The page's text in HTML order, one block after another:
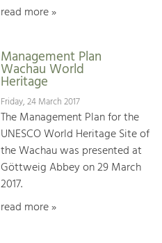
read more »
Management Plan
Wachau World
Heritage
Friday, 24 March 2017
The Management Plan for the
UNESCO World Heritage Site of
the Wachau was presented at
Göttweig Abbey on 29 March
2017.
read more »